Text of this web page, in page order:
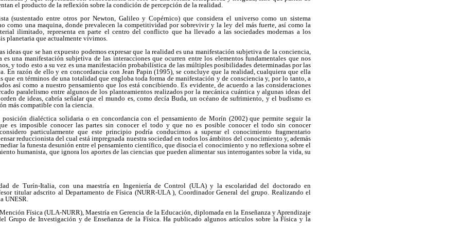
el producto de la reflexión sobre la condición de percepción de la realidad.
(sustentado entre otros por Newton, Galileo y Copérnico) que considera el universo como un sistema
como una maquina, donde prevalecen la competitividad por sobrevivir y la ley del más fuerte, así como la
ilimitado, representa en parte el centro del conflicto que ha llevado a las sociedades modernas a los
planetaria que actualmente vivimos.
ideas que se han expuesto podemos expresar que la realidad es una manifestación subjetiva de la conciencia,
una manifestación subjetiva de las interacciones que ocurren entre los elementos fundamentales que nos
y todo esto a su vez es una manifestación probabilística de las múltiples posibilidades determinadas por las
En razón de ello y en concordancia con Jean Papin (1995), se concluye que la realidad, cualquiera que ella
que en términos de una totalidad que engloba toda forma de manifestación y de consciencia y, por lo tanto, a
así como a nuestro pensamiento que los está concibiendo. Es evidente, de acuerdo a las consideraciones
paralelismo entre algunos de los planteamientos realizados por la mecánica cuántica y algunas ideas del
de ideas, cabría señalar que el mundo es, como decía Buda, un océano de sufrimiento, y el budismo es
más compatible con la ciencia.
dialéctica solidaria o en concordancia con el pensamiento de Morín (2002) que permite seguir la
es imposible conocer las partes sin conocer el todo y que no es posible conocer el todo sin conocer
considero particularmente que este principio podría conducirnos a superar el conocimiento fragmentario
reduccionista del cual está impregnada nuestra sociedad en todos los ámbitos del conocimiento y, además
la funesta desunión entre el pensamiento científico, que disocia el conocimiento y no reflexiona sobre el
humanista, que ignora los aportes de las ciencias que pueden alimentar sus interrogantes sobre la vida, su
de Turín-Italia, con una maestría en Ingeniería de Control (ULA) y la escolaridad del doctorado en
titular adscrito al Departamento de Física (NURR-ULA ), Coordinador General del grupo. Realizando el
UNESR.
Física (ULA-NURR), Maestría en Gerencia de la Educación, diplomada en la Enseñanza y Aprendizaje
Grupo de Investigación y de Enseñanza de la Física. Ha publicado algunos artículos sobre la Física y la